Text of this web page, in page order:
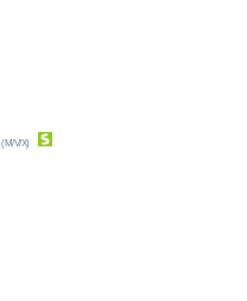
(M/V/X)